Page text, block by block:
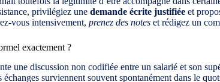
privilégiez une demande écrite justifiée et
vous intensivement, prenez des notes et rédigez un
exactement ?
une discussion non codifiée entre un salarié et son
échanges surviennent souvent spontanément dans le